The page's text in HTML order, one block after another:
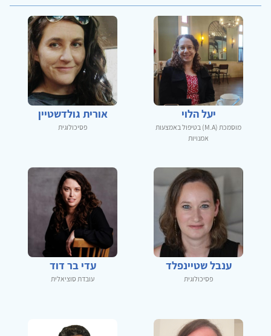
יעל הלוי
מוסמכת (M.A) בטיפול באמצעות
אמנויות
אורית גולדשטיין
פסיכולוגית
ענבל שטיינפלד
פסיכולוגית
עדי בר דוד
עובדת סוציאלית